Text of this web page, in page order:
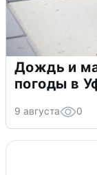
Дождь и
погоды в
9 августа 0